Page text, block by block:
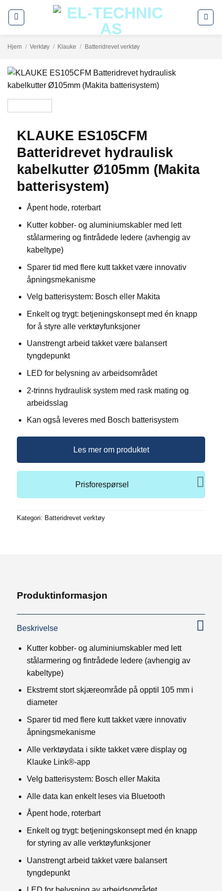
Hjem / Verktøy / Klauke / Batteridrevet verktøy
KLAUKE ES105CFM
Batteridrevet hydraulisk
kabelkutter Ø105mm (Makita
batterisystem)
Åpent hode, roterbart
Kutter kobber- og aluminiumskabler med lett
stålarmering og fintrådede ledere (avhengig av
kabeltype)
Sparer tid med flere kutt takket være innovativ
åpningsmekanisme
Velg batterisystem: Bosch eller Makita
Enkelt og trygt: betjeningskonsept med én knapp
for å styre alle verktøyfunksjoner
Uanstrengt arbeid takket være balansert
tyngdepunkt
LED for belysning av arbeidsområdet
2-trinns hydraulisk system med rask mating og
arbeidsslag
Kan også leveres med Bosch batterisystem
Les mer om produktet
Prisforespørsel
Kategori: Batteridrevet verktøy
Produktinformasjon
Beskrivelse
Kutter kobber- og aluminiumskabler med lett
stålarmering og fintrådede ledere (avhengig av
kabeltype)
Ekstremt stort skjæreområde på opptil 105 mm i
diameter
Sparer tid med flere kutt takket være innovativ
åpningsmekanisme
Alle verktøydata i sikte takket være display og
Klauke Link®-app
Velg batterisystem: Bosch eller Makita
Alle data kan enkelt leses via Bluetooth
Åpent hode, roterbart
Enkelt og trygt: betjeningskonsept med én knapp
for styring av alle verktøyfunksjoner
Uanstrengt arbeid takket være balansert
tyngdepunkt